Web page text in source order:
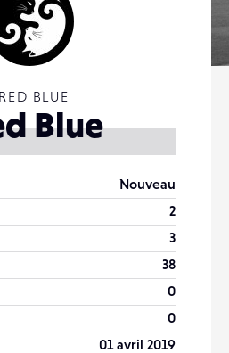
BLUE
Blue
Nouveau
2
3
38
0
0
01 avril 2019